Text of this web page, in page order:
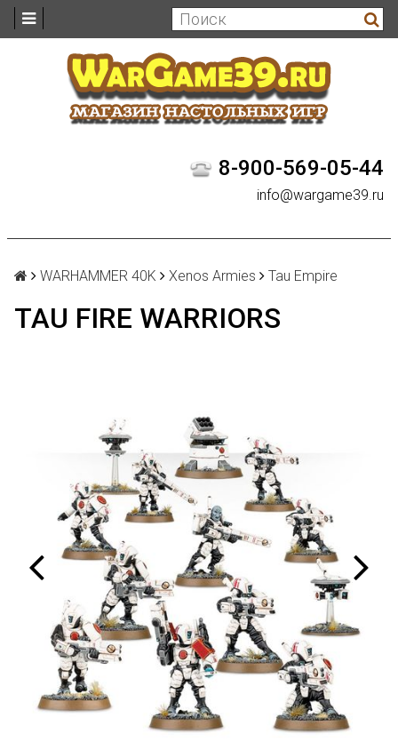
8-900-569-05-44
info@wargame39.ru
WARHAMMER 40K Xenos Armies Tau Empire
TAU FIRE WARRIORS